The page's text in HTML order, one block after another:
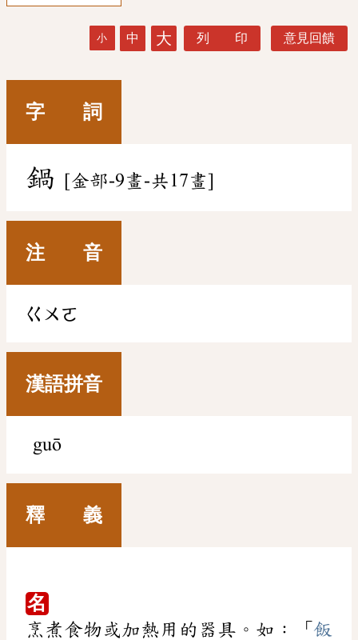
小 中 大 列 印 意見回饋
字 詞
鍋 [金部-9畫-共17畫]
注 音
ㄍㄨㄛ
漢語拼音
guō
釋 義
名
烹煮食物或加熱用的器具。如：「 飯